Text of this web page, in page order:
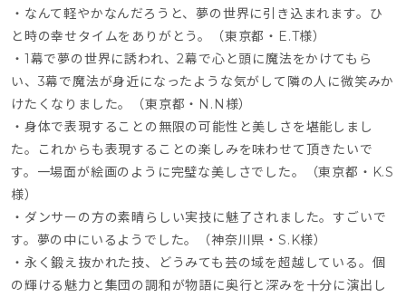
・なんて軽やかなんだろうと、夢の世界に引き込まれます。ひ
と時の幸せタイムをありがとう。（東京都・E.T様）
・1幕で夢の世界に誘われ、2幕で心と頭に魔法をかけてもら
い、3幕で魔法が身近になったような気がして隣の人に微笑みか
けたくなりました。（東京都・N.N様）
・身体で表現することの無限の可能性と美しさを堪能しまし
た。これからも表現することの楽しみを味わせて頂きたいで
す。一場面が絵画のように完璧な美しさでした。（東京都・K.S
様）
・ダンサーの方の素晴らしい実技に魅了されました。すごいで
す。夢の中にいるようでした。（神奈川県・S.K様）
・永く鍛え抜かれた技、どうみても芸の域を超越している。個
の輝ける魅力と集団の調和が物語に奥行と深みを十分に演出し